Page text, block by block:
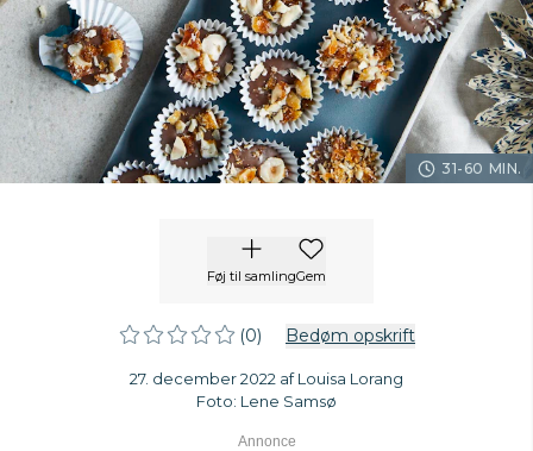
31-60 MIN.
Føj til samlingGem
(0) Bedøm opskrift
27. december 2022 af Louisa Lorang
Foto: Lene Samsø